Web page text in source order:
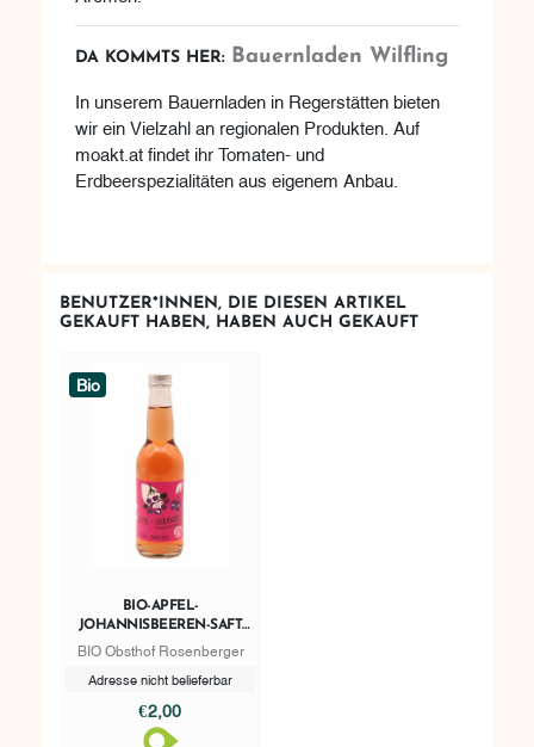
DA KOMMTS HER: Bauernladen Wilfling
In unserem Bauernladen in Regerstätten bieten
wir ein Vielzahl an regionalen Produkten. Auf
moakt.at findet ihr Tomaten- und
Erdbeerspezialitäten aus eigenem Anbau.
BENUTZER*INNEN, DIE DIESEN ARTIKEL
GEKAUFT HABEN, HABEN AUCH GEKAUFT
Bio
BIO-APFEL-
JOHANNISBEEREN-SAFT
0,33 LITER
BIO Obsthof Rosenberger
Adresse nicht belieferbar
€2,00